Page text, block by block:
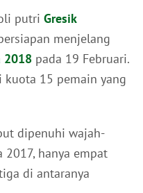
putri Gresik
menjelang
2018 pada 19 Februari.
kuota 15 pemain yang
dipenuhi wajah-
hanya empat
di antaranya